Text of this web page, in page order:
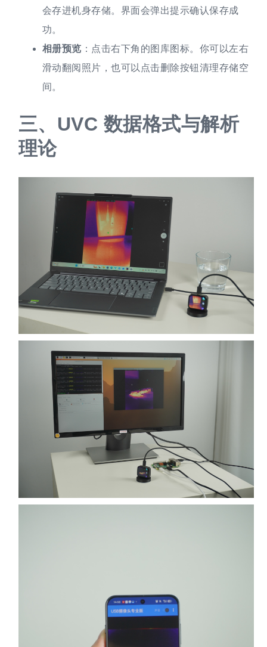
会存进机身存储。界面会弹出提示确认保存成
功。
相册预览 ：点击右下角的图库图标。你可以左右
滑动翻阅照片，也可以点击删除按钮清理存储空
间。
三、 UVC 数据格式与解析
理论